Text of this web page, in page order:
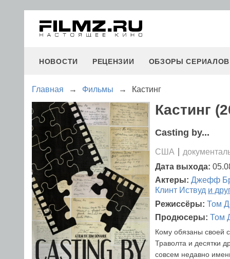
НОВОСТИ РЕЦЕНЗИИ ОБЗОРЫ СЕРИАЛОВ
Главная → Фильмы → Кастинг
Кастинг
Casting by...
США
Дата выхода:
Актеры: Джефф
Клинт Иствуд и
Режиссёры: Том
Продюсеры: Том
Кому обязаны своей
Траволта и десятки
совсем недавно